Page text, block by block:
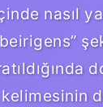
nasıl